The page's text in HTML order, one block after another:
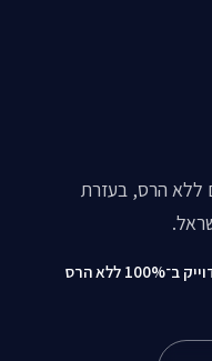
מים ללא הרס, בעזרת
ללא הרס